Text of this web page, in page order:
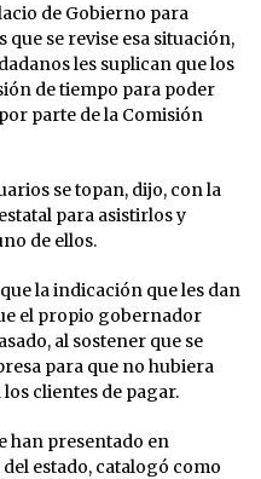
de Gobierno para
se revise esa situación,
les suplican que los
de tiempo para poder
parte de la Comisión
se topan, dijo, con la
para asistirlos y
de ellos.
la indicación que les dan
el propio gobernador
al sostener que se
para que no hubiera
clientes de pagar.
han presentado en
estado, catalogó como